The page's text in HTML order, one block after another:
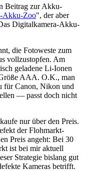
Beitrag zur Akku-
Akku-Zoo", der aber
Digitalkamera-Akku-
die Fotoweste zum
vollzustopfen. Am
geladene Li-Ionen
AAA. O.K., man
für Canon, Nikon und
— passt doch nicht
nur über den Preis.
der Flohmarkt-
Preis angeht: Bei 30
ist bei mir aktuell
Strategie bislang gut
Kameras betrifft.